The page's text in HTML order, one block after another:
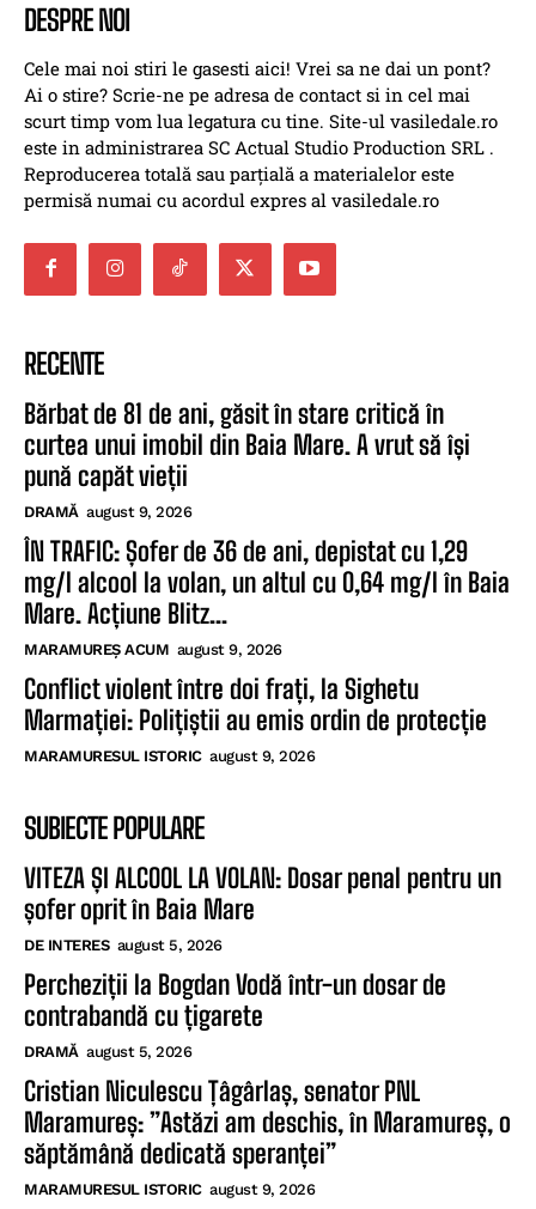
DESPRE NOI
Cele mai noi stiri le gasesti aici! Vrei sa ne dai un pont?
Ai o stire? Scrie-ne pe adresa de contact si in cel mai
scurt timp vom lua legatura cu tine. Site-ul vasiledale.ro
este in administrarea SC Actual Studio Production SRL .
Reproducerea totală sau parțială a materialelor este
permisă numai cu acordul expres al vasiledale.ro
RECENTE
Bărbat de 81 de ani, găsit în stare critică în
curtea unui imobil din Baia Mare. A vrut să își
pună capăt vieții
DRAMĂ august 9, 2026
ÎN TRAFIC: Șofer de 36 de ani, depistat cu 1,29
mg/l alcool la volan, un altul cu 0,64 mg/l în Baia
Mare. Acțiune Blitz...
MARAMUREȘ ACUM august 9, 2026
Conflict violent între doi frați, la Sighetu
Marmației: Polițiștii au emis ordin de protecție
MARAMURESUL ISTORIC august 9, 2026
SUBIECTE POPULARE
VITEZA ȘI ALCOOL LA VOLAN: Dosar penal pentru un
șofer oprit în Baia Mare
DE INTERES august 5, 2026
Percheziții la Bogdan Vodă într-un dosar de
contrabandă cu țigarete
DRAMĂ august 5, 2026
Cristian Niculescu Țâgârlaș, senator PNL
Maramureș: ”Astăzi am deschis, în Maramureș, o
săptămână dedicată speranței”
MARAMURESUL ISTORIC august 9, 2026